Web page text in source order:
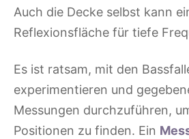
Auch die Decke selbst kann
Reflexionsfläche für tiefe
Es ist ratsam, mit den
experimentieren und
Messungen durchzuführen,
Positionen zu finden. Ein